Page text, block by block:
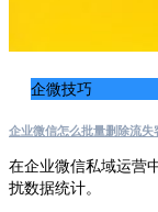
企微技巧
企业微信怎么批量删除流
在企业微信私域运营
扰数据统计。